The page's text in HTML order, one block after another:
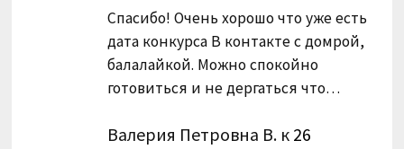
Спасибо! Очень хорошо что уже есть
дата конкурса В контакте с домрой,
балалайкой. Можно спокойно
готовиться и не дергаться что…
Валерия Петровна В. к 26